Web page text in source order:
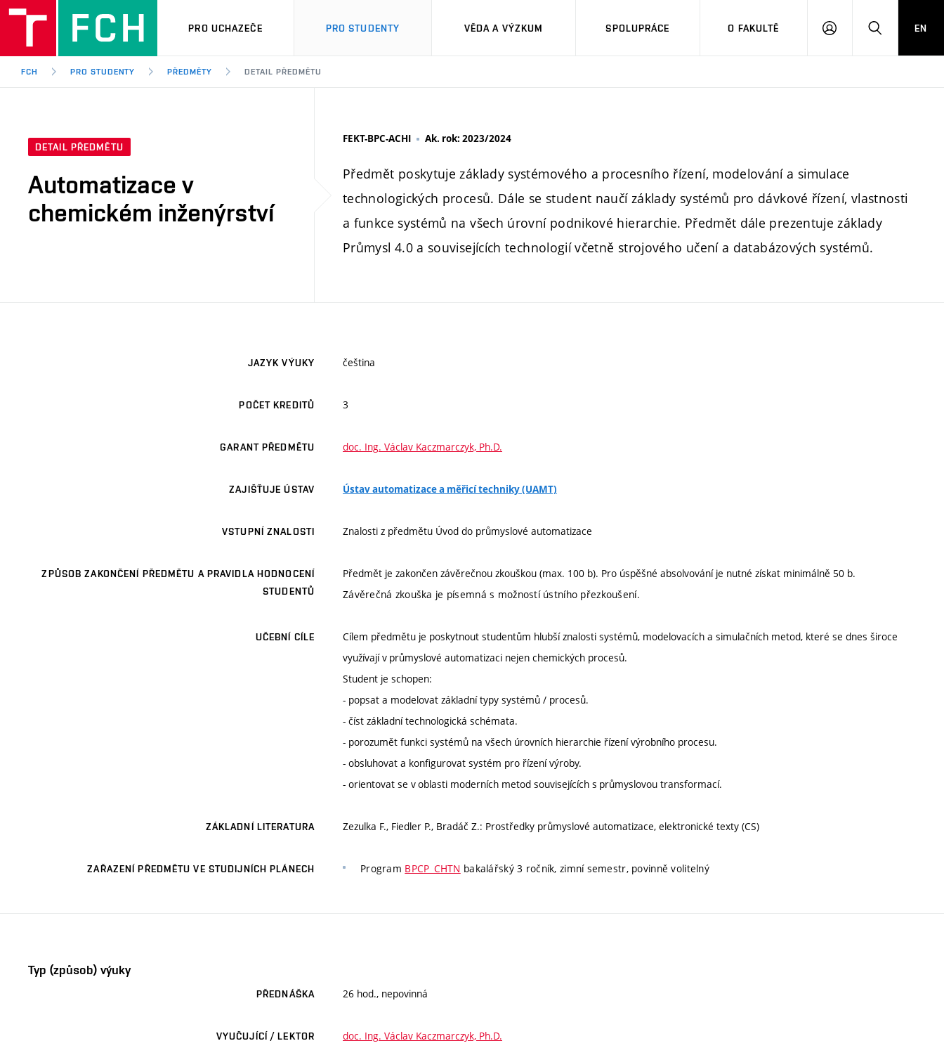
PRO UCHAZEČE PRO STUDENTY VĚDA A VÝZKUM SPOLUPRÁCE O FAKULTĚ
PŘIHLÁSITHLEDAT
EN
FCH PRO STUDENTY PŘEDMĚTY DETAIL PŘEDMĚTU
DETAIL PŘEDMĚTU
Automatizace v
chemickém inženýrství
FEKT-BPC-ACHI Ak. rok: 2023/2024
Předmět poskytuje základy systémového a procesního řízení, modelování a simulace
technologických procesů. Dále se student naučí základy systémů pro dávkové řízení, vlastnosti
a funkce systémů na všech úrovní podnikové hierarchie. Předmět dále prezentuje základy
Průmysl 4.0 a souvisejících technologií včetně strojového učení a databázových systémů.
JAZYK VÝUKY čeština
POČET KREDITŮ 3
GARANT PŘEDMĚTU doc. Ing. Václav Kaczmarczyk, Ph.D.
ZAJIŠŤUJE ÚSTAV Ústav automatizace a měřicí techniky (UAMT)
VSTUPNÍ ZNALOSTI Znalosti z předmětu Úvod do průmyslové automatizace
ZPŮSOB ZAKONČENÍ PŘEDMĚTU A PRAVIDLA HODNOCENÍ
STUDENTŮ
Předmět je zakončen závěrečnou zkouškou (max. 100 b). Pro úspěšné absolvování je nutné získat minimálně 50 b.
Závěrečná zkouška je písemná s možností ústního přezkoušení.
UČEBNÍ CÍLE
Cílem předmětu je poskytnout studentům hlubší znalosti systémů, modelovacích a simulačních metod, které se dnes široce
využívají v průmyslové automatizaci nejen chemických procesů.
Student je schopen:
- popsat a modelovat základní typy systémů / procesů.
- číst základní technologická schémata.
- porozumět funkci systémů na všech úrovních hierarchie řízení výrobního procesu.
- obsluhovat a konfigurovat systém pro řízení výroby.
- orientovat se v oblasti moderních metod souvisejících s průmyslovou transformací.
ZÁKLADNÍ LITERATURA Zezulka F., Fiedler P., Bradáč Z.: Prostředky průmyslové automatizace, elektronické texty (CS)
ZAŘAZENÍ PŘEDMĚTU VE STUDIJNÍCH PLÁNECH Program BPCP_CHTN bakalářský 3 ročník, zimní semestr, povinně volitelný
Typ (způsob) výuky
PŘEDNÁŠKA 26 hod., nepovinná
VYUČUJÍCÍ / LEKTOR doc. Ing. Václav Kaczmarczyk, Ph.D.